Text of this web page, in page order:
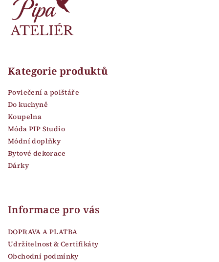
Kategorie produktů
Povlečení a polštáře
Do kuchyně
Koupelna
Móda PIP Studio
Módní doplňky
Bytové dekorace
Dárky
Informace pro vás
DOPRAVA A PLATBA
Udržitelnost & Certifikáty
Obchodní podmínky